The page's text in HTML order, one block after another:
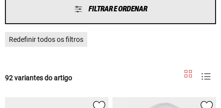
FILTRAR E ORDENAR
Redefinir todos os filtros
92 variantes do artigo